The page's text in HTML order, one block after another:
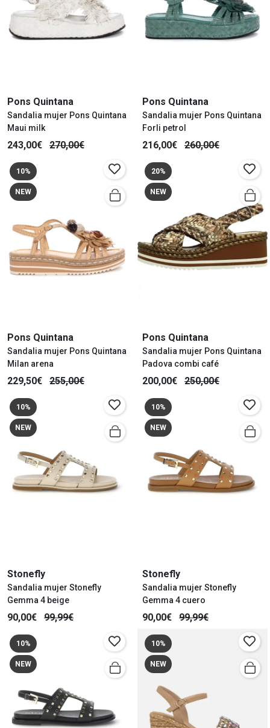
Pons Quintana
Sandalia mujer Pons Quintana
Maui milk
243,00€ 270,00€
Pons Quintana
Sandalia mujer Pons Quintana
Forli petrol
216,00€ 260,00€
10%
NEW
Pons Quintana
Sandalia mujer Pons Quintana
Milan arena
229,50€ 255,00€
20%
NEW
Pons Quintana
Sandalia mujer Pons Quintana
Padova combi café
200,00€ 250,00€
10%
NEW
Stonefly
Sandalia mujer Stonefly
Gemma 4 beige
90,00€ 99,99€
10%
NEW
Stonefly
Sandalia mujer Stonefly
Gemma 4 cuero
90,00€ 99,99€
10%
NEW
10%
NEW